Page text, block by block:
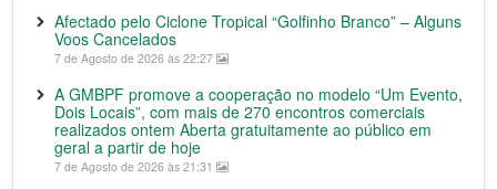
Afectado pelo Ciclone Tropical “Golfinho Branco” – Alguns
Voos Cancelados
7 de Agosto de 2026 às 22:27
A GMBPF promove a cooperação no modelo “Um Evento,
Dois Locais”, com mais de 270 encontros comerciais
realizados ontem Aberta gratuitamente ao público em
geral a partir de hoje
7 de Agosto de 2026 às 21:31